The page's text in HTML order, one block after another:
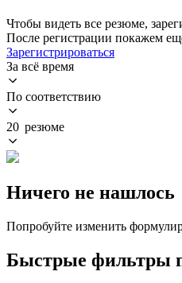
Чтобы видеть все резюме,
После регистрации покажем
Зарегистрироваться
За всё время
По соответствию
20 резюме
Ничего не нашлось
Попробуйте изменить
Быстрые фильтры